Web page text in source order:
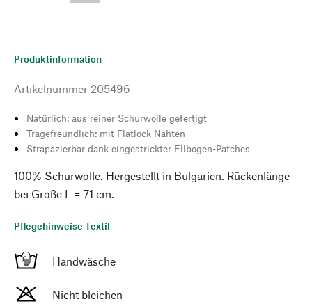
Produktinformation
Artikelnummer 205496
Natürlich: aus reiner Schurwolle gefertigt
Tragefreundlich: mit Flatlock-Nähten
Strapazierbar dank eingestrickter Ellbogen-Patches
100% Schurwolle. Hergestellt in Bulgarien. Rückenlänge
bei Größe L = 71 cm.
Pflegehinweise Textil
Handwäsche
Nicht bleichen